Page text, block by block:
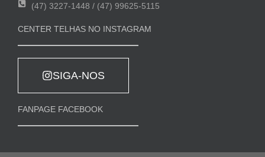
(47) 3227-1448 / (47) 99625-5115
CENTER TELHAS NO INSTAGRAM
SIGA-NOS
FANPAGE FACEBOOK